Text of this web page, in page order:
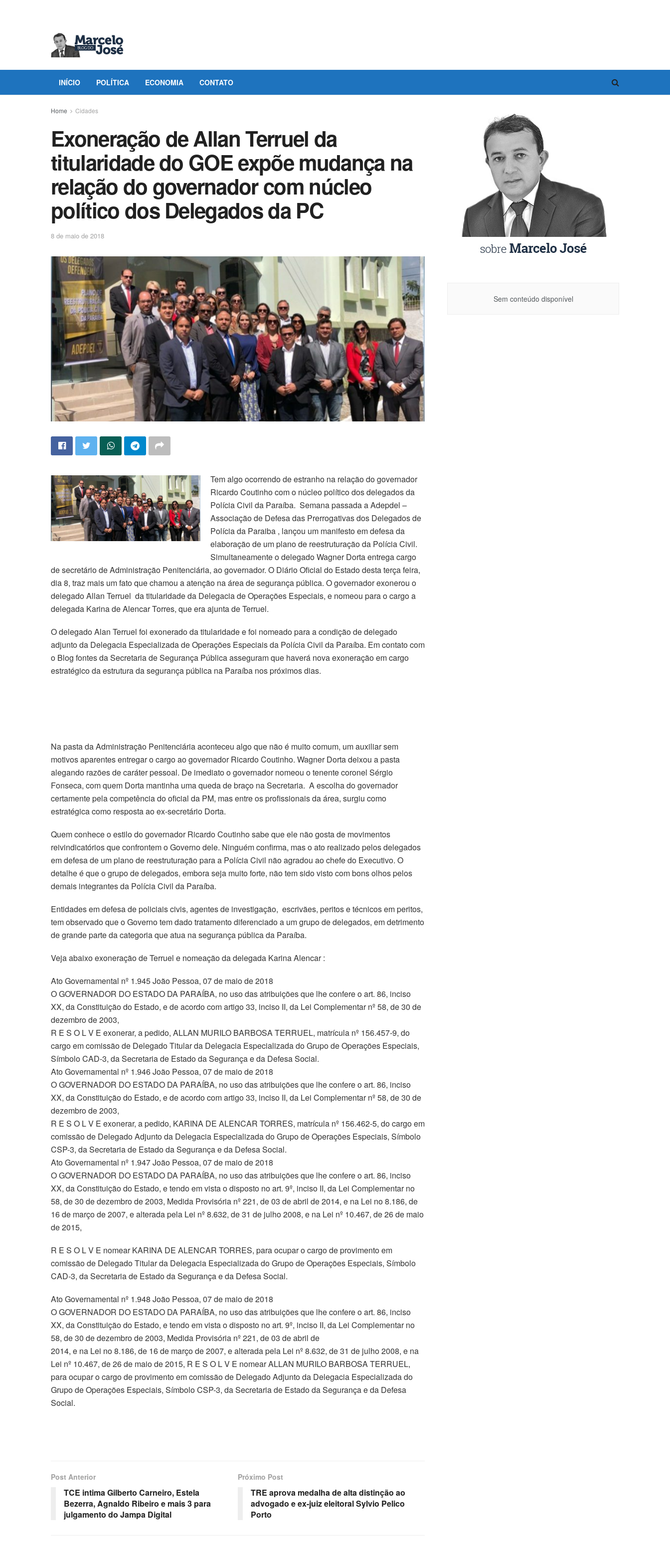
INÍCIO POLÍTICA ECONOMIA CONTATO
Home Cidades
Exoneração de Allan Terruel da
titularidade do GOE expõe mudança na
relação do governador com núcleo
político dos Delegados da PC
8 de maio de 2018
Tem algo ocorrendo de estranho na relação do governador
Ricardo Coutinho com o núcleo político dos delegados da
Polícia Civil da Paraíba. Semana passada a Adepdel –
Associação de Defesa das Prerrogativas dos Delegados de
Polícia da Paraiba , lançou um manifesto em defesa da
elaboração de um plano de reestruturação da Polícia Civil.
Simultaneamente o delegado Wagner Dorta entrega cargo
de secretário de Administração Penitenciária, ao governador. O Diário Oficial do Estado desta terça feira,
dia 8, traz mais um fato que chamou a atenção na área de segurança pública. O governador exonerou o
delegado Allan Terruel da titularidade da Delegacia de Operações Especiais, e nomeou para o cargo a
delegada Karina de Alencar Torres, que era ajunta de Terruel.
O delegado Alan Terruel foi exonerado da titularidade e foi nomeado para a condição de delegado
adjunto da Delegacia Especializada de Operações Especiais da Polícia Civil da Paraíba. Em contato com
o Blog fontes da Secretaria de Segurança Pública asseguram que haverá nova exoneração em cargo
estratégico da estrutura da segurança pública na Paraíba nos próximos dias.
Na pasta da Administração Penitenciária aconteceu algo que não é muito comum, um auxiliar sem
motivos aparentes entregar o cargo ao governador Ricardo Coutinho. Wagner Dorta deixou a pasta
alegando razões de caráter pessoal. De imediato o governador nomeou o tenente coronel Sérgio
Fonseca, com quem Dorta mantinha uma queda de braço na Secretaria. A escolha do governador
certamente pela competência do oficial da PM, mas entre os profissionais da área, surgiu como
estratégica como resposta ao ex-secretário Dorta.
Quem conhece o estilo do governador Ricardo Coutinho sabe que ele não gosta de movimentos
reivindicatórios que confrontem o Governo dele. Ninguém confirma, mas o ato realizado pelos delegados
em defesa de um plano de reestruturação para a Polícia Civil não agradou ao chefe do Executivo. O
detalhe é que o grupo de delegados, embora seja muito forte, não tem sido visto com bons olhos pelos
demais integrantes da Polícia Civil da Paraíba.
Entidades em defesa de policiais civis, agentes de investigação, escrivães, peritos e técnicos em peritos,
tem observado que o Governo tem dado tratamento diferenciado a um grupo de delegados, em detrimento
de grande parte da categoria que atua na segurança pública da Paraíba.
Veja abaixo exoneração de Terruel e nomeação da delegada Karina Alencar :
Ato Governamental nº 1.945 João Pessoa, 07 de maio de 2018
O GOVERNADOR DO ESTADO DA PARAÍBA, no uso das atribuições que lhe confere o art. 86, inciso
XX, da Constituição do Estado, e de acordo com artigo 33, inciso II, da Lei Complementar nº 58, de 30 de
dezembro de 2003,
R E S O L V E exonerar, a pedido, ALLAN MURILO BARBOSA TERRUEL, matrícula nº 156.457-9, do
cargo em comissão de Delegado Titular da Delegacia Especializada do Grupo de Operações Especiais,
Símbolo CAD-3, da Secretaria de Estado da Segurança e da Defesa Social.
Ato Governamental nº 1.946 João Pessoa, 07 de maio de 2018
O GOVERNADOR DO ESTADO DA PARAÍBA, no uso das atribuições que lhe confere o art. 86, inciso
XX, da Constituição do Estado, e de acordo com artigo 33, inciso II, da Lei Complementar nº 58, de 30 de
dezembro de 2003,
R E S O L V E exonerar, a pedido, KARINA DE ALENCAR TORRES, matrícula nº 156.462-5, do cargo em
comissão de Delegado Adjunto da Delegacia Especializada do Grupo de Operações Especiais, Símbolo
CSP-3, da Secretaria de Estado da Segurança e da Defesa Social.
Ato Governamental nº 1.947 João Pessoa, 07 de maio de 2018
O GOVERNADOR DO ESTADO DA PARAÍBA, no uso das atribuições que lhe confere o art. 86, inciso
XX, da Constituição do Estado, e tendo em vista o disposto no art. 9º, inciso II, da Lei Complementar no
58, de 30 de dezembro de 2003, Medida Provisória nº 221, de 03 de abril de 2014, e na Lei no 8.186, de
16 de março de 2007, e alterada pela Lei nº 8.632, de 31 de julho 2008, e na Lei nº 10.467, de 26 de maio
de 2015,
R E S O L V E nomear KARINA DE ALENCAR TORRES, para ocupar o cargo de provimento em
comissão de Delegado Titular da Delegacia Especializada do Grupo de Operações Especiais, Símbolo
CAD-3, da Secretaria de Estado da Segurança e da Defesa Social.
Ato Governamental nº 1.948 João Pessoa, 07 de maio de 2018
O GOVERNADOR DO ESTADO DA PARAÍBA, no uso das atribuições que lhe confere o art. 86, inciso
XX, da Constituição do Estado, e tendo em vista o disposto no art. 9º, inciso II, da Lei Complementar no
58, de 30 de dezembro de 2003, Medida Provisória nº 221, de 03 de abril de
2014, e na Lei no 8.186, de 16 de março de 2007, e alterada pela Lei nº 8.632, de 31 de julho 2008, e na
Lei nº 10.467, de 26 de maio de 2015, R E S O L V E nomear ALLAN MURILO BARBOSA TERRUEL,
para ocupar o cargo de provimento em comissão de Delegado Adjunto da Delegacia Especializada do
Grupo de Operações Especiais, Símbolo CSP-3, da Secretaria de Estado da Segurança e da Defesa
Social.
Post Anterior
TCE intima Gilberto Carneiro, Estela
Bezerra, Agnaldo Ribeiro e mais 3 para
julgamento do Jampa Digital
Próximo Post
TRE aprova medalha de alta distinção ao
advogado e ex-juiz eleitoral Sylvio Pelico
Porto
Sem conteúdo disponível